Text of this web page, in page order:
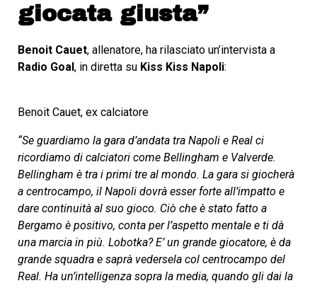
giocata giusta”
Benoit Cauet, allenatore, ha rilasciato un’intervista a
Radio Goal, in diretta su Kiss Kiss Napoli:
Benoit Cauet, ex calciatore
“Se guardiamo la gara d’andata tra Napoli e Real ci
ricordiamo di calciatori come Bellingham e Valverde.
Bellingham è tra i primi tre al mondo. La gara si giocherà
a centrocampo, il Napoli dovrà esser forte all’impatto e
dare continuità al suo gioco. Ciò che è stato fatto a
Bergamo è positivo, conta per l’aspetto mentale e ti dà
una marcia in più. Lobotka? E’ un grande giocatore, è da
grande squadra e saprà vedersela col centrocampo del
Real. Ha un’intelligenza sopra la media, quando gli dai la